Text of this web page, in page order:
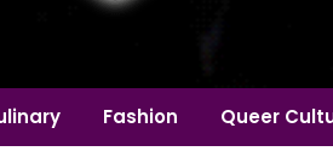
Fashion Queer